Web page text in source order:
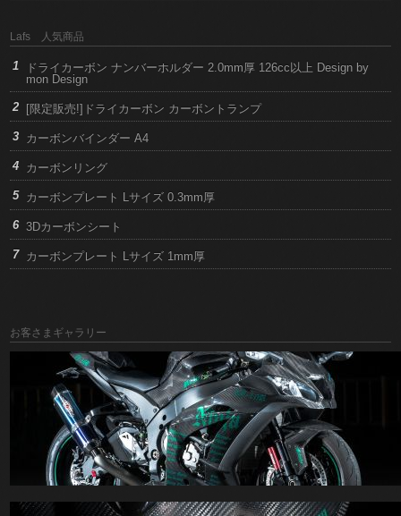
Lafs 人気商品
ドライカーボン ナンバーホルダー 2.0mm厚 126cc以上 Design by
mon Design
[限定販売!]ドライカーボン カーボントランプ
カーボンバインダー A4
カーボンリング
カーボンプレート Lサイズ 0.3mm厚
3Dカーボンシート
カーボンプレート Lサイズ 1mm厚
お客さまギャラリー